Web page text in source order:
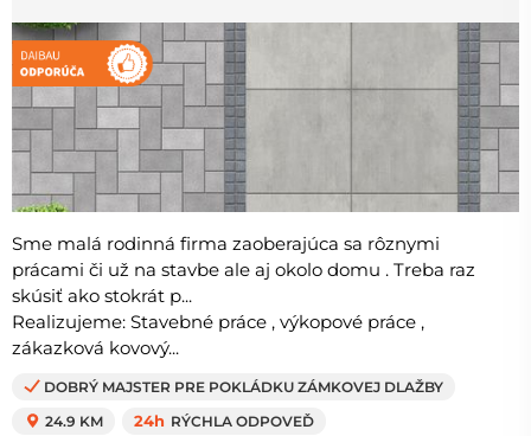
Sme malá rodinná firma zaoberajúca sa rôznymi
prácami či už na stavbe ale aj okolo domu . Treba raz
skúsiť ako stokrát p...
Realizujeme: Stavebné práce , výkopové práce ,
zákazková kovový...
DOBRÝ MAJSTER PRE POKLÁDKU ZÁMKOVEJ DLAŽBY
24.9 KM
24h RÝCHLA ODPOVEĎ